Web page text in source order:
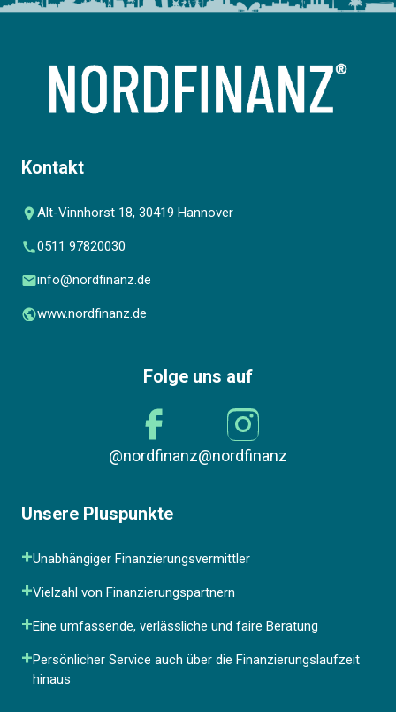
Kontakt
Alt-Vinnhorst 18, 30419 Hannover
0511 97820030
info@nordfinanz.de
www.nordfinanz.de
Folge uns auf
@nordfinanz@nordfinanz
Unsere Pluspunkte
Unabhängiger Finanzierungsvermittler
Vielzahl von Finanzierungspartnern
Eine umfassende, verlässliche und faire Beratung
Persönlicher Service auch über die Finanzierungslaufzeit
hinaus